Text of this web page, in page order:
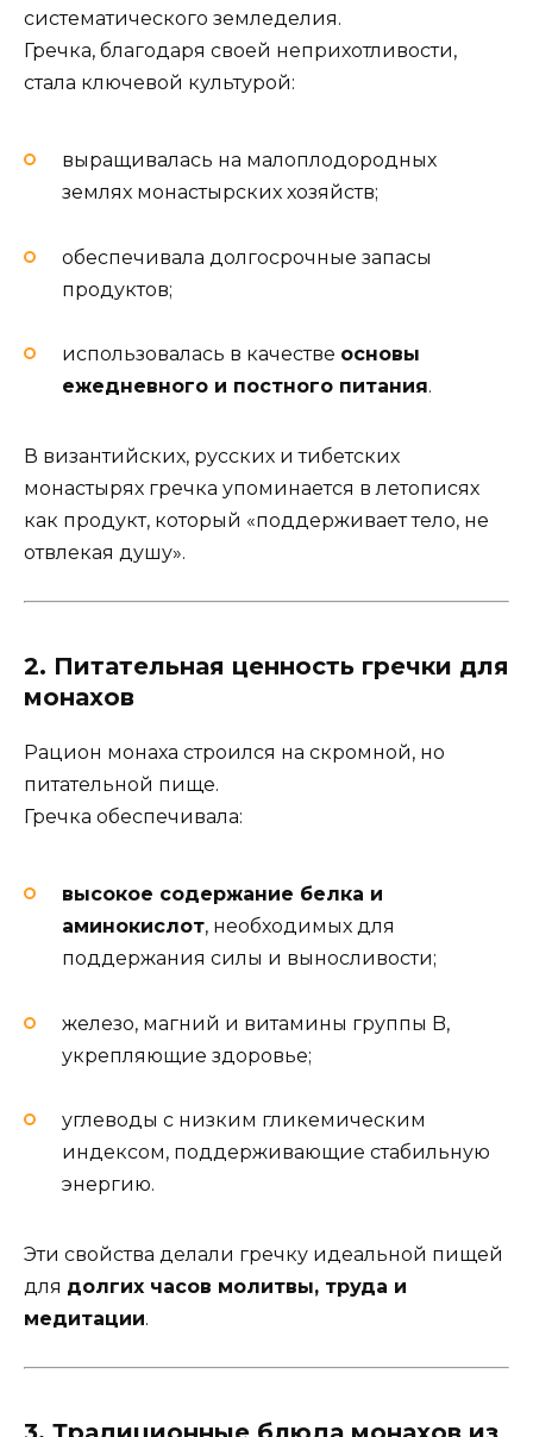
систематического земледелия.
Гречка, благодаря своей неприхотливости,
стала ключевой культурой:
выращивалась на малоплодородных
землях монастырских хозяйств;
обеспечивала долгосрочные запасы
продуктов;
использовалась в качестве основы
ежедневного и постного питания.
В византийских, русских и тибетских
монастырях гречка упоминается в летописях
как продукт, который «поддерживает тело, не
отвлекая душу».
2. Питательная ценность гречки для
монахов
Рацион монаха строился на скромной, но
питательной пище.
Гречка обеспечивала:
высокое содержание белка и
аминокислот, необходимых для
поддержания силы и выносливости;
железо, магний и витамины группы B,
укрепляющие здоровье;
углеводы с низким гликемическим
индексом, поддерживающие стабильную
энергию.
Эти свойства делали гречку идеальной пищей
для долгих часов молитвы, труда и
медитации.